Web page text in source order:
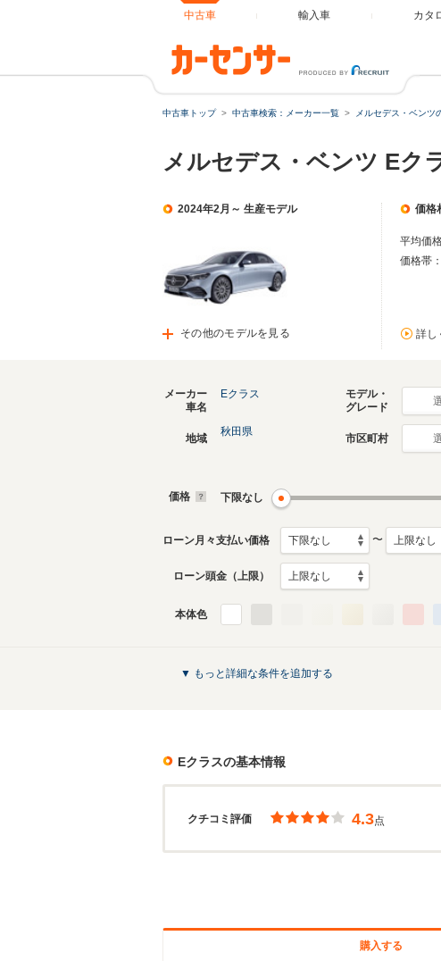
中古車 輸入車 カタ
中古車トップ 中古車検索：メーカー一覧 メルセデス・ベンツ
メルセデス・ベンツ Eク
2024年2月～ 生産モデル
その他のモデルを見る
価格
平均価
価格帯：
詳し
初代
メーカー
車名
Eクラス
モデル・
グレード
地域
秋田県
市区町村
価格 下限なし
ローン月々支払い価格 〜
ローン頭金（上限）
本体色
▼ もっと詳細な条件を追加する
Eクラスの基本情報
クチコミ評価 4.3点
購入する